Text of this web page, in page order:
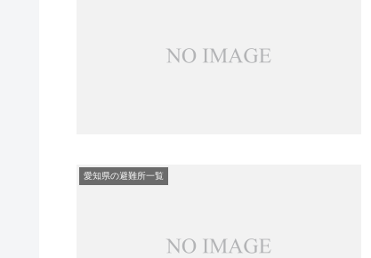
愛知県の避難所一覧